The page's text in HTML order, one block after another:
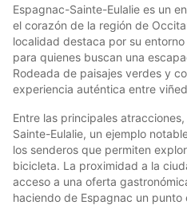
Espagnac-Sainte-Eulalie es un
el corazón de la región de
localidad destaca por su
para quienes buscan una
Rodeada de paisajes verdes y
experiencia auténtica entre
Entre las principales
Sainte-Eulalie, un ejemplo
los senderos que permiten
bicicleta. La proximidad a la
acceso a una oferta
haciendo de Espagnac un